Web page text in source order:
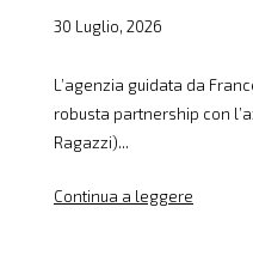
30 Luglio, 2026
L’agenzia guidata da
robusta partnership con
Ragazzi)...
Continua a leggere